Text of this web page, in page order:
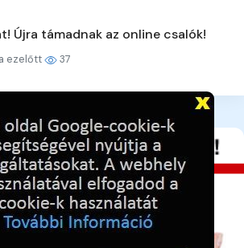
Újra támadnak az online csalók!
ezelőtt 37